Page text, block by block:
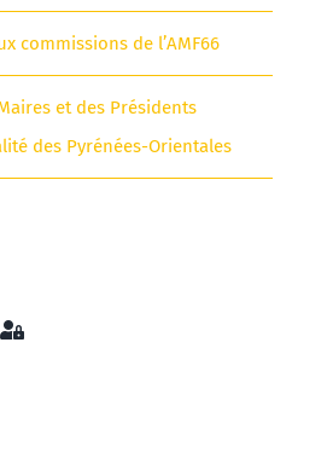
commissions de l’AMF66
et des Présidents
des Pyrénées-Orientales